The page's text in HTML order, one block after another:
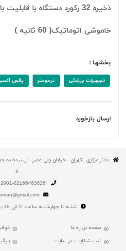
ذخیره 32 رکورد دستگاه با قابلیت بازبینی
خاموشی اتوماتیک( 60 ثانیه )
بخشها :
تجهیزات پزشکی ترمومتر پالس
ارسال بازخورد
6
شنبه تا چهارشنبه ساعت 9 الی 18 پنجشنبه ساعت 9 الی 14
صفحه درباره ما
ثبت شکایات در سایت